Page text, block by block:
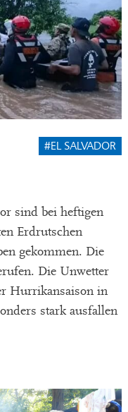
#EL SALVADOR
sind bei heftigen
Erdrutschen
gekommen. Die
Die Unwetter
Hurrikansaison in
stark ausfallen